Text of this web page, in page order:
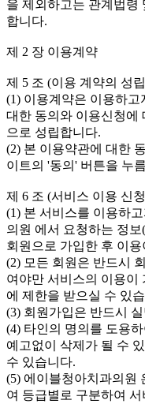
을 제외하고는 관계법령
합니다.
제 2 장 이용계약
제 5 조 (이용 계약의 성
(1) 이용계약은 이용하고
대한 동의와 이용신청에
으로 성립합니다.
(2) 본 이용약관에 대한
이트의 '동의' 버튼을 누
제 6 조 (서비스 이용 신
(1) 본 서비스를 이용하
의원 에서 요청하는 정
회원으로 가입한 후 이
(2) 모든 회원은 반드시
여야만 서비스의 이용이
에 제한을 받으실 수 있
(3) 회원가입은 반드시
(4) 타인의 명의를 도용
예고없이 삭제가 될 수
수 있습니다.
(5) 에이블청아치과의원
여 등급별로 구분하여